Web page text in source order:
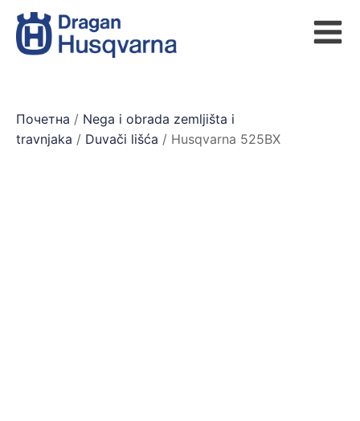
Почетна / Nega i obrada zemljišta i
travnjaka / Duvači lišća / Husqvarna 525BX